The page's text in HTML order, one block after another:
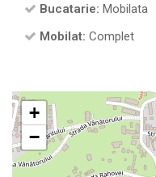
Bucatarie: Mobilata
Mobilat: Complet
+
−